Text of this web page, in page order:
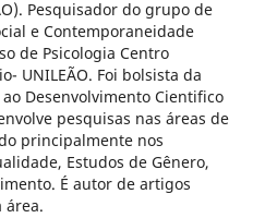
Pesquisador do grupo de
e Contemporaneidade
de Psicologia Centro
UNILEÃO. Foi bolsista da
Desenvolvimento Cientifico
pesquisas nas áreas de
principalmente nos
Estudos de Gênero,
É autor de artigos
área.